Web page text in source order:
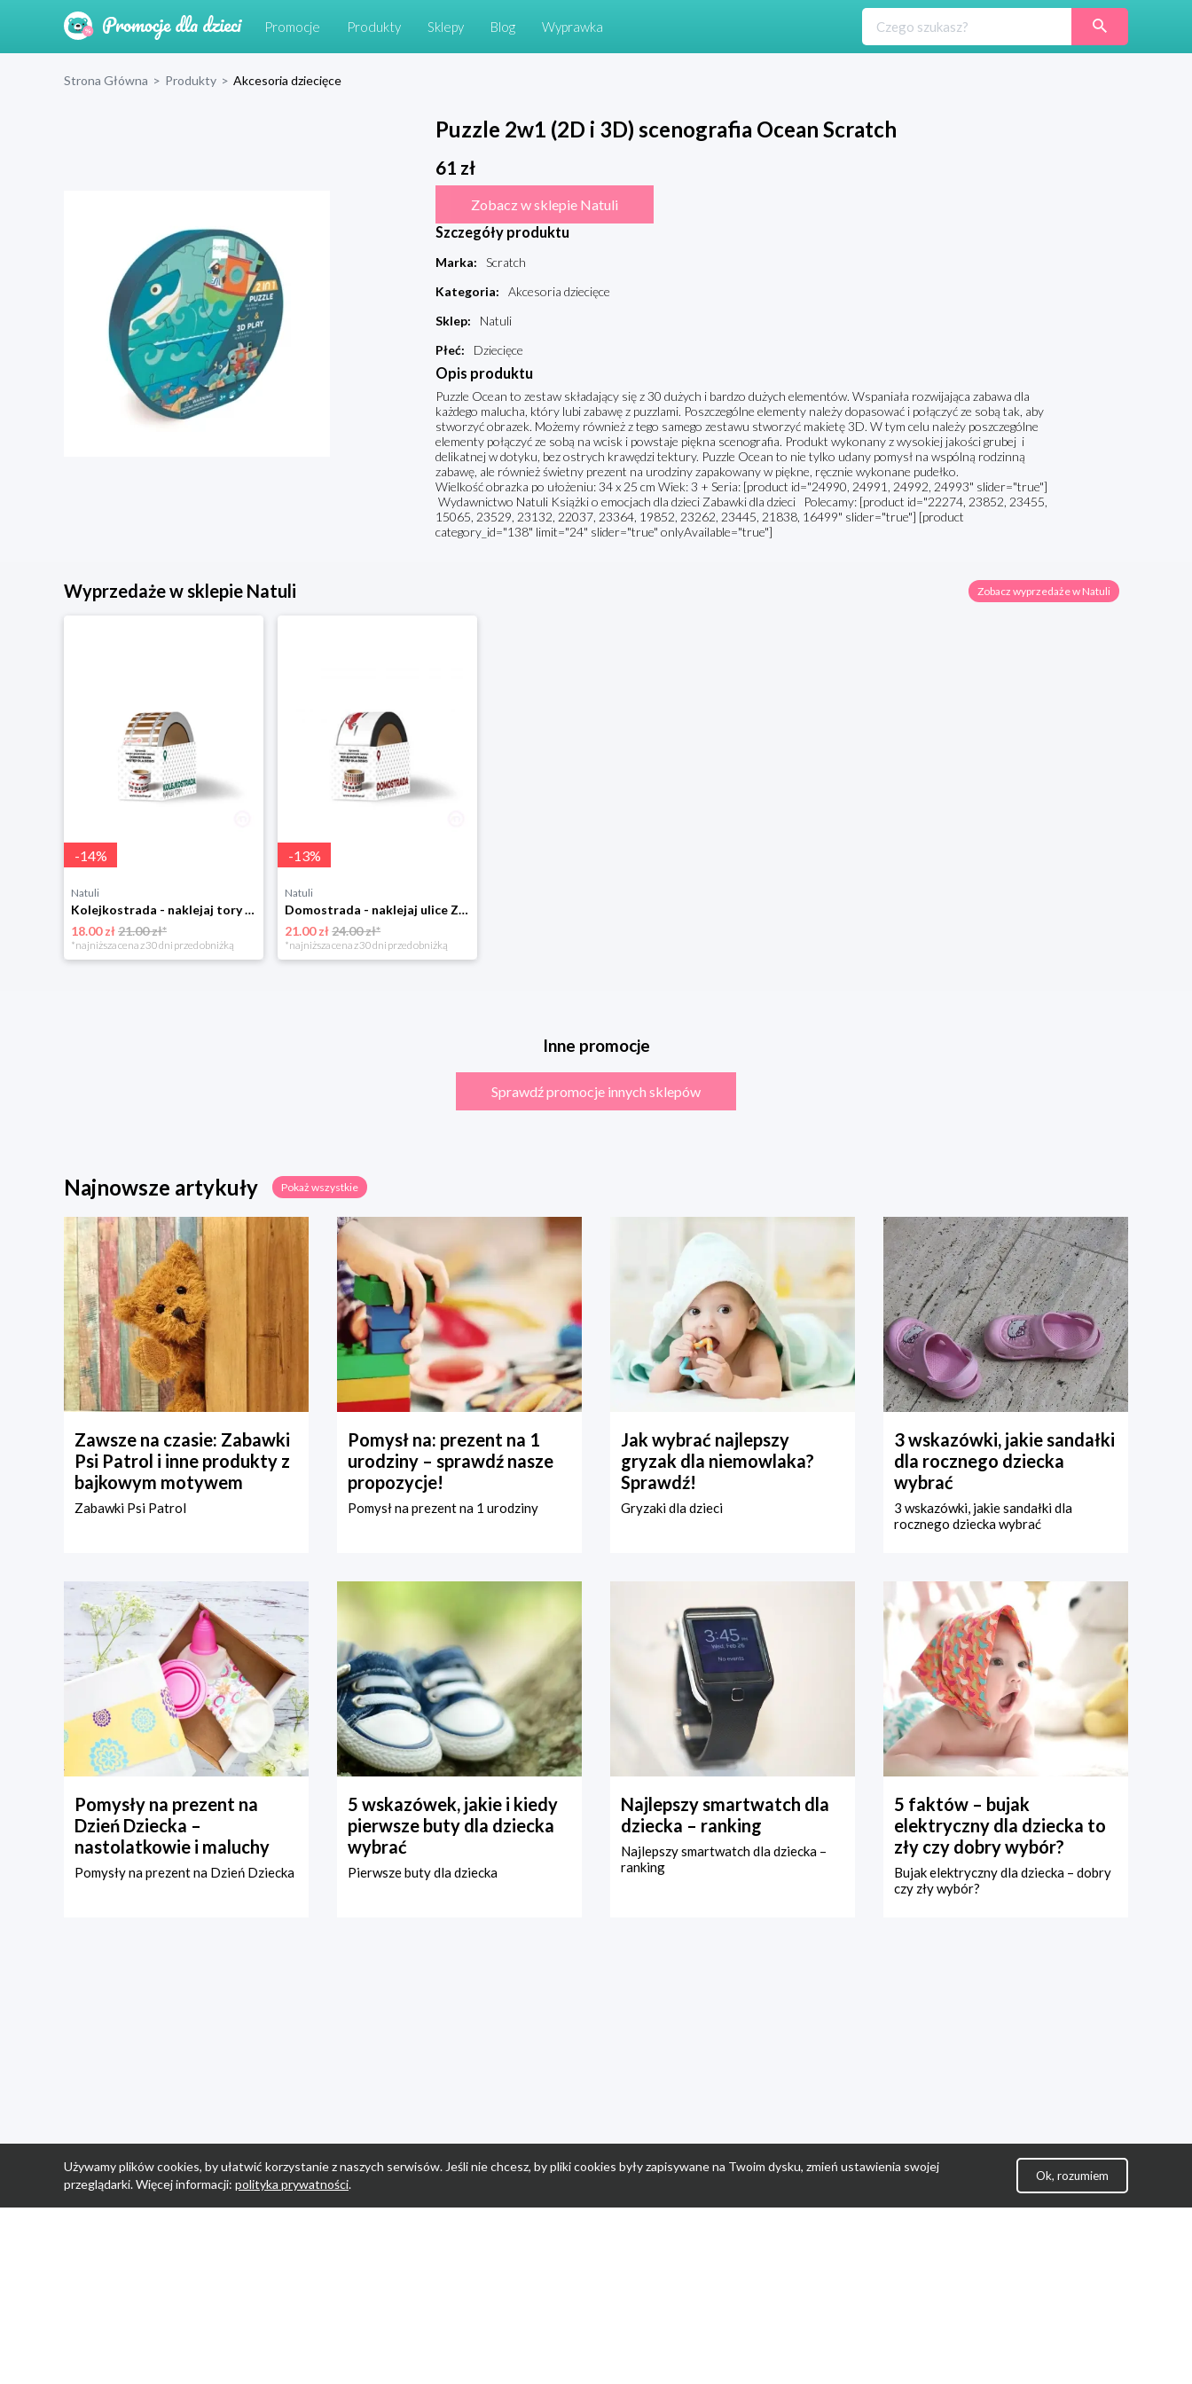
Promocje Produkty Sklepy Blog Wyprawka
Strona Główna > Produkty > Akcesoria dziecięce
Puzzle 2w1 (2D i 3D) scenografia Ocean Scratch
61 zł
Zobacz w sklepie Natuli
Szczegóły produktu
Marka:
Scratch
Kategoria:
Akcesoria dziecięce
Sklep:
Natuli
Płeć: Dziecięce
Opis produktu
Puzzle Ocean to zestaw składający się z 30 dużych i bardzo dużych elementów. Wspaniała rozwijająca zabawa dla
każdego malucha, który lubi zabawę z puzzlami. Poszczególne elementy należy dopasować i połączyć ze sobą tak, aby
stworzyć obrazek. Możemy również z tego samego zestawu stworzyć makietę 3D. W tym celu należy poszczególne
elementy połączyć ze sobą na wcisk i powstaje piękna scenografia. Produkt wykonany z wysokiej jakości grubej i
delikatnej w dotyku, bez ostrych krawędzi tektury. Puzzle Ocean to nie tylko udany pomysł na wspólną rodzinną
zabawę, ale również świetny prezent na urodziny zapakowany w piękne, ręcznie wykonane pudełko.
Wielkość obrazka po ułożeniu: 34 x 25 cm Wiek: 3 + Seria: [product id="24990, 24991, 24992, 24993" slider="true"]
Wydawnictwo Natuli Książki o emocjach dla dzieci Zabawki dla dzieci Polecamy: [product id="22274, 23852, 23455,
15065, 23529, 23132, 22037, 23364, 19852, 23262, 23445, 21838, 16499" slider="true"] [product
category_id="138" limit="24" slider="true" onlyAvailable="true"]
Wyprzedaże w sklepie Natuli Zobacz wyprzedaże w Natuli
-14%
Natuli
Kolejkostrada - naklejaj tory Zuzutoys
18.00 zł21.00 zł*
*najniższa cena z 30 dni przed obniżką
-13%
Natuli
Domostrada - naklejaj ulice Zuzutoys
21.00 zł24.00 zł*
*najniższa cena z 30 dni przed obniżką
Inne promocje
Sprawdź promocje innych sklepów
Najnowsze artykuły Pokaż wszystkie
Zawsze na czasie: Zabawki
Psi Patrol i inne produkty z
bajkowym motywem
Zabawki Psi Patrol
Pomysł na: prezent na 1
urodziny – sprawdź nasze
propozycje!
Pomysł na prezent na 1 urodziny
Jak wybrać najlepszy
gryzak dla niemowlaka?
Sprawdź!
Gryzaki dla dzieci
3 wskazówki, jakie sandałki
dla rocznego dziecka
wybrać
3 wskazówki, jakie sandałki dla
rocznego dziecka wybrać
Pomysły na prezent na
Dzień Dziecka –
nastolatkowie i maluchy
Pomysły na prezent na Dzień Dziecka
5 wskazówek, jakie i kiedy
pierwsze buty dla dziecka
wybrać
Pierwsze buty dla dziecka
Najlepszy smartwatch dla
dziecka – ranking
Najlepszy smartwatch dla dziecka –
ranking
5 faktów – bujak
elektryczny dla dziecka to
zły czy dobry wybór?
Bujak elektryczny dla dziecka – dobry
czy zły wybór?
Używamy plików cookies, by ułatwić korzystanie z naszych serwisów. Jeśli nie chcesz, by pliki cookies były zapisywane na Twoim dysku, zmień ustawienia swojej
przeglądarki. Więcej informacji: polityka prywatności.
Ok, rozumiem